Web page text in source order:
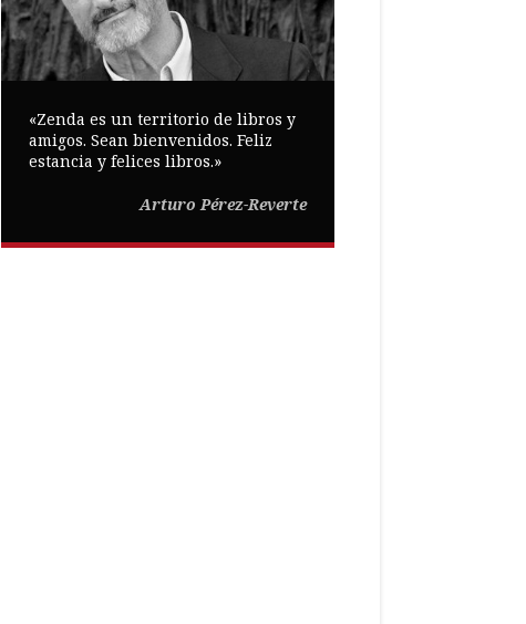
«Zenda es un territorio de libros y
amigos. Sean bienvenidos. Feliz
estancia y felices libros.»
Arturo Pérez-Reverte